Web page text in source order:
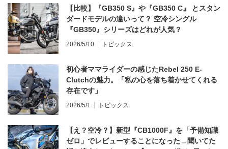
【比較】『GB350 S』や『GB350 C』 とスタン
ダードモデルの違いって？ 空冷シングル
『GB350』シリーズはどれが人気？
2026/5/10 トピックス
初心者ママライダーの感じたRebel 250 E-
Clutchの魅力。「私の心を落ち着かせてくれる
存在です」
2026/5/1 トピックス
【え？空冷？】新型『CB1000F』を「予備知識
ゼロ」でレビューすることになった→聞いてた